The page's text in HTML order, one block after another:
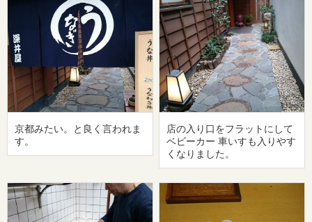
京都みたい。と良く言われま
す。
店の入り口をフラットにして
ベビーカー 車いすも入りやす
くなりました。